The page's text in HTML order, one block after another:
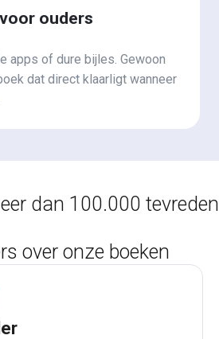
ouders
apps of dure bijles. Gewoon
dat direct klaarligt wanneer
dan 100.000 tevreden
over onze boeken